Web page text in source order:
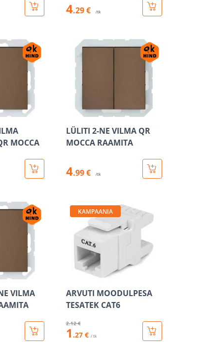
4.29 € /tk
MOCCA
LÜLITI 2-NE VILMA QR
MOCCA RAAMITA
4.99 € /tk
VILMA
KAMPAANIA
ARVUTI MOODULPESA
TESATEK CAT6
2.12 €
1 .27 € / tk